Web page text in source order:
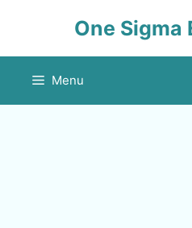
One Sigma
Menu